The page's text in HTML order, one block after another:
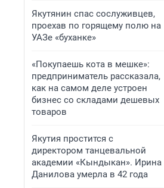
Якутянин спас сослуживцев,
проехав по горящему полю на
УАЗе «буханке»
«Покупаешь кота в мешке»:
предприниматель рассказала,
как на самом деле устроен
бизнес со складами дешевых
товаров
Якутия простится с
директором танцевальной
академии «Кындыкан». Ирина
Данилова умерла в 42 года